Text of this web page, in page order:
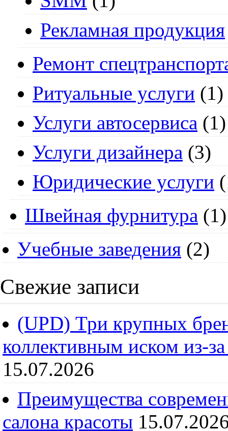
Рекламная продукция
Ремонт
Ритуальные услуги (1)
Услуги автосервиса (1)
Услуги дизайнера (3)
Юридические услуги
Швейная фурнитура (1)
Учебные заведения (2)
Свежие записи
(UPD) Три крупных
коллективным иском из-
15.07.2026
Преимущества
салона красоты